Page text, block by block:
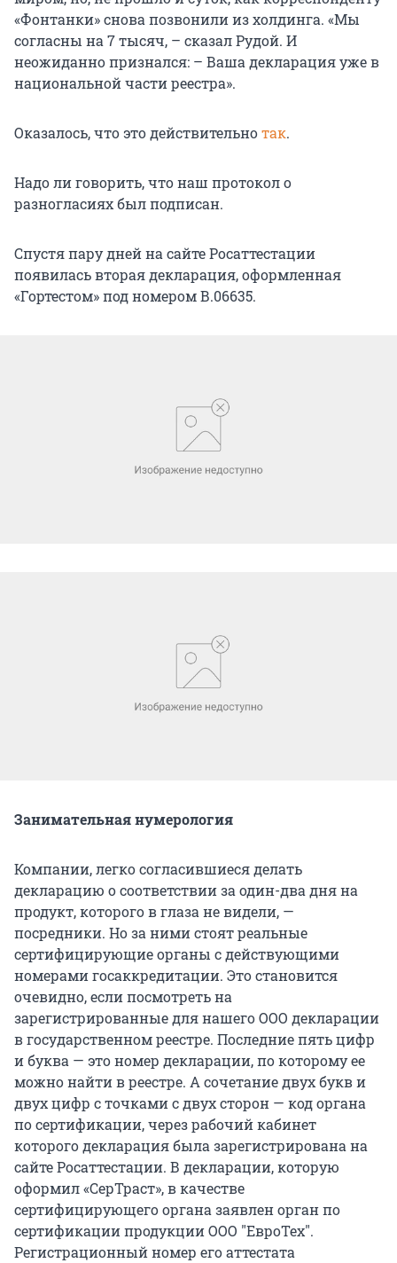
«Фонтанки» снова позвонили из холдинга. «Мы
согласны на 7 тысяч, – сказал Рудой. И
неожиданно признался: – Ваша декларация уже в
национальной части реестра».
Оказалось, что это действительнотак.
Надо ли говорить, что наш протокол о
разногласиях был подписан.
Спустя пару дней на сайте Росаттестации
появилась вторая декларация, оформленная
«Гортестом» под номером В.06635.
Занимательная нумерология
Компании, легко согласившиеся делать
декларацию о соответствии за один-два дня на
продукт, которого в глаза не видели, —
посредники. Но за ними стоят реальные
сертифицирующие органы с действующими
номерами госаккредитации. Это становится
очевидно, если посмотреть на
зарегистрированные для нашего ООО декларации
в государственном реестре. Последние пять цифр
и буква — это номер декларации, по которому ее
можно найти в реестре. А сочетание двух букв и
двух цифр с точками с двух сторон — код органа
по сертификации, через рабочий кабинет
которого декларация была зарегистрирована на
сайте Росаттестации. В декларации, которую
оформил «СерТраст», в качестве
сертифицирующего органа заявлен орган по
сертификации продукции ООО "ЕвроТех".
Регистрационный номер его аттестата